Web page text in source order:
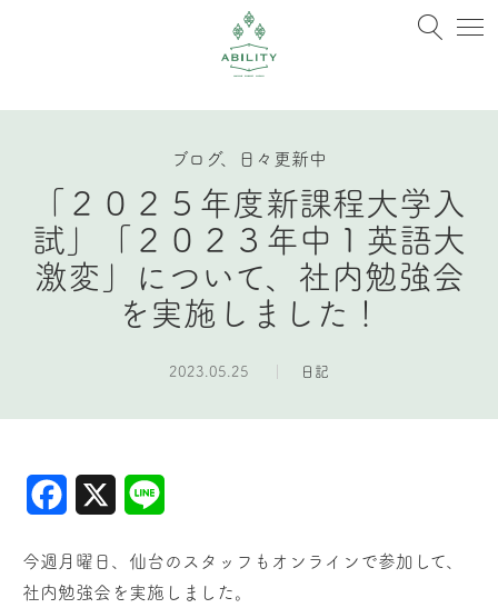
ブログ、日々更新中
「２０２５年度新課程大学入
試」「２０２３年中１英語大
激変」について、社内勉強会
を実施しました！
2023.05.25 日記
Facebook
今週月曜日、仙台のスタッフもオンラインで参加して、
社内勉強会を実施しました。